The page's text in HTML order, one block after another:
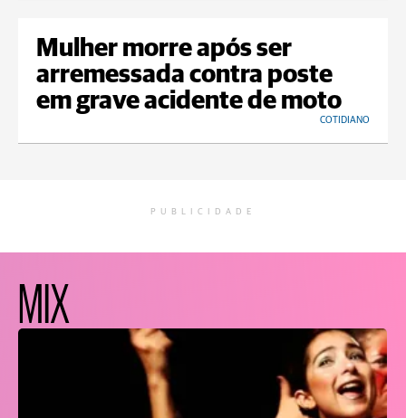
Mulher morre após ser
arremessada contra poste
em grave acidente de moto
COTIDIANO
PUBLICIDADE
MIX